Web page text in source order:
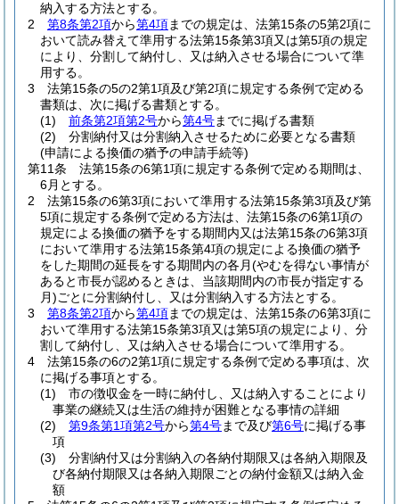
納入する方法とする。
2
第8条第2項から第4項までの規定は、法第15条の5第2項に
おいて読み替えて準用する法第15条第3項又は第5項の規定
により、分割して納付し、又は納入させる場合について準
用する。
3
法第15条の5の2第1項及び第2項に規定する条例で定める
書類は、次に掲げる書類とする。
(1)
前条第2項第2号から第4号までに掲げる書類
(2)
分割納付又は分割納入させるために必要となる書類
(申請による換価の猶予の申請手続等)
第11条
法第15条の6第1項に規定する条例で定める期間は、
6月とする。
2
法第15条の6第3項において準用する法第15条第3項及び第
5項に規定する条例で定める方法は、法第15条の6第1項の
規定による換価の猶予をする期間内又は法第15条の6第3項
において準用する法第15条第4項の規定による換価の猶予
をした期間の延長をする期間内の各月(やむを得ない事情が
あると市長が認めるときは、当該期間内の市長が指定する
月)ごとに分割納付し、又は分割納入する方法とする。
3
第8条第2項から第4項までの規定は、法第15条の6第3項に
おいて準用する法第15条第3項又は第5項の規定により、分
割して納付し、又は納入させる場合について準用する。
4
法第15条の6の2第1項に規定する条例で定める事項は、次
に掲げる事項とする。
(1)
市の徴収金を一時に納付し、又は納入することにより
事業の継続又は生活の維持が困難となる事情の詳細
(2)
第9条第1項第2号から第4号まで及び第6号に掲げる事
項
(3)
分割納付又は分割納入の各納付期限又は各納入期限及
び各納付期限又は各納入期限ごとの納付金額又は納入金
額